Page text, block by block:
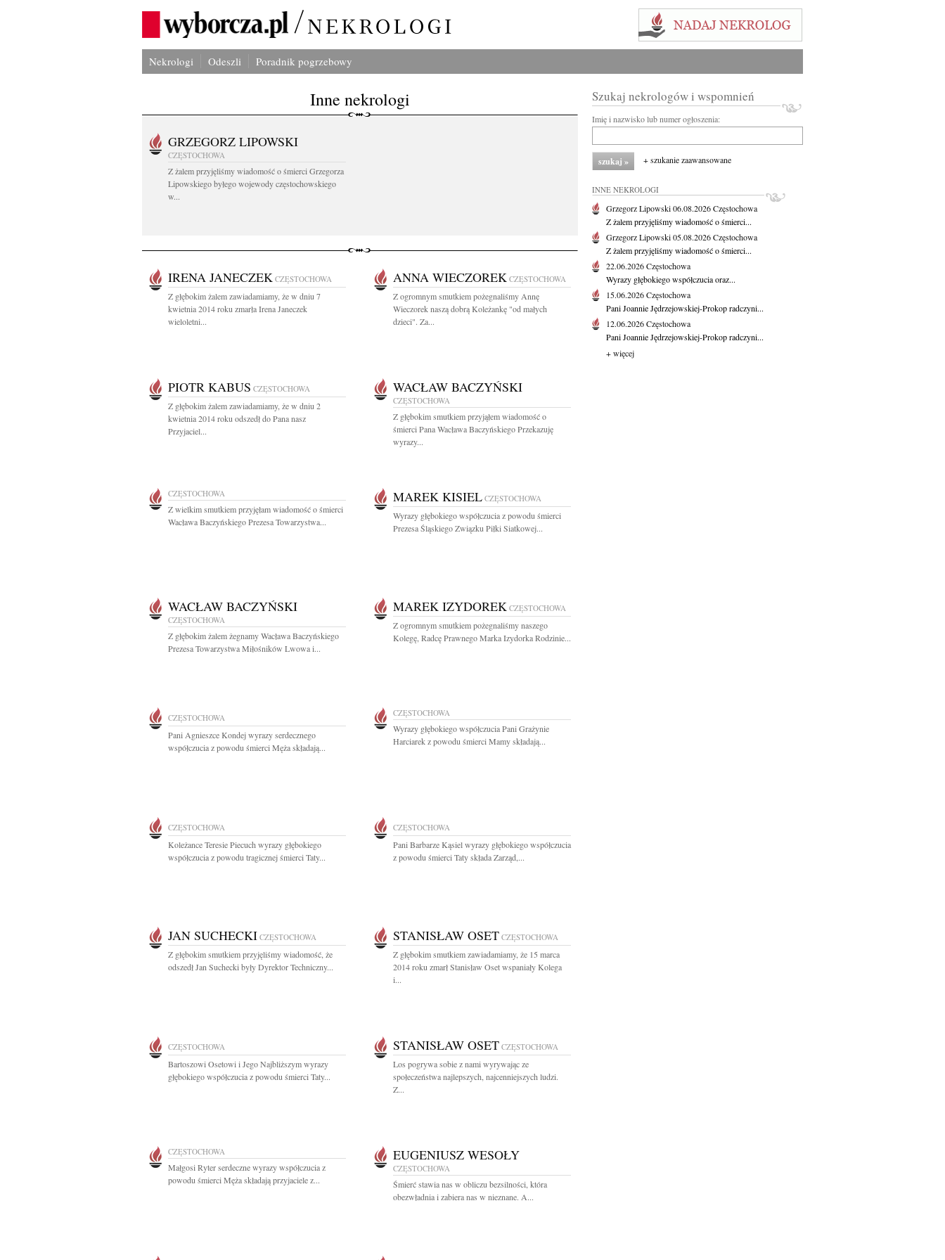
Nekrologi Odeszli Poradnik pogrzebowy
Inne nekrologi
GRZEGORZ LIPOWSKI
CZĘSTOCHOWA
Z żalem przyjęliśmy wiadomość o śmierci Grzegorza
Lipowskiego byłego wojewody częstochowskiego
w...
IRENA JANECZEK CZĘSTOCHOWA
Z głębokim żalem zawiadamiamy, że w dniu 7
kwietnia 2014 roku zmarła Irena Janeczek
wieloletni...
ANNA WIECZOREK CZĘSTOCHOWA
Z ogromnym smutkiem pożegnaliśmy Annę
Wieczorek naszą dobrą Koleżankę "od małych
dzieci". Za...
PIOTR KABUS CZĘSTOCHOWA
Z głębokim żalem zawiadamiamy, że w dniu 2
kwietnia 2014 roku odszedł do Pana nasz
Przyjaciel...
WACŁAW BACZYŃSKI
CZĘSTOCHOWA
Z głębokim smutkiem przyjąłem wiadomość o
śmierci Pana Wacława Baczyńskiego Przekazuję
wyrazy...
CZĘSTOCHOWA
Z wielkim smutkiem przyjęłam wiadomość o śmierci
Wacława Baczyńskiego Prezesa Towarzystwa...
MAREK KISIEL CZĘSTOCHOWA
Wyrazy głębokiego współczucia z powodu śmierci
Prezesa Śląskiego Związku Piłki Siatkowej...
WACŁAW BACZYŃSKI
CZĘSTOCHOWA
Z głębokim żalem żegnamy Wacława Baczyńskiego
Prezesa Towarzystwa Miłośników Lwowa i...
MAREK IZYDOREK CZĘSTOCHOWA
Z ogromnym smutkiem pożegnaliśmy naszego
Kolegę, Radcę Prawnego Marka Izydorka Rodzinie...
CZĘSTOCHOWA
Pani Agnieszce Kondej wyrazy serdecznego
współczucia z powodu śmierci Męża składają...
CZĘSTOCHOWA
Wyrazy głębokiego współczucia Pani Grażynie
Harciarek z powodu śmierci Mamy składają...
CZĘSTOCHOWA
Koleżance Teresie Piecuch wyrazy głębokiego
współczucia z powodu tragicznej śmierci Taty...
CZĘSTOCHOWA
Pani Barbarze Kąsiel wyrazy głębokiego współczucia
z powodu śmierci Taty składa Zarząd,...
JAN SUCHECKI CZĘSTOCHOWA
Z głębokim smutkiem przyjęliśmy wiadomość, że
odszedł Jan Suchecki były Dyrektor Techniczny...
STANISŁAW OSET CZĘSTOCHOWA
Z głębokim smutkiem zawiadamiamy, że 15 marca
2014 roku zmarł Stanisław Oset wspaniały Kolega
i...
CZĘSTOCHOWA
Bartoszowi Osetowi i Jego Najbliższym wyrazy
głębokiego współczucia z powodu śmierci Taty...
STANISŁAW OSET CZĘSTOCHOWA
Los pogrywa sobie z nami wyrywając ze
społeczeństwa najlepszych, najcenniejszych ludzi.
Z...
CZĘSTOCHOWA
Małgosi Ryter serdeczne wyrazy współczucia z
powodu śmierci Męża składają przyjaciele z...
EUGENIUSZ WESOŁY
CZĘSTOCHOWA
Śmierć stawia nas w obliczu bezsilności, która
obezwładnia i zabiera nas w nieznane. A...
Szukaj nekrologów i wspomnień
Imię i nazwisko lub numer ogłoszenia:
+ szukanie zaawansowane
INNE NEKROLOGI
Grzegorz Lipowski06.08.2026Częstochowa
Z żalem przyjęliśmy wiadomość o śmierci...
Grzegorz Lipowski05.08.2026Częstochowa
Z żalem przyjęliśmy wiadomość o śmierci...
22.06.2026Częstochowa
Wyrazy głębokiego współczucia oraz...
15.06.2026Częstochowa
Pani Joannie Jędrzejowskiej-Prokop radczyni...
12.06.2026Częstochowa
Pani Joannie Jędrzejowskiej-Prokop radczyni...
+ więcej